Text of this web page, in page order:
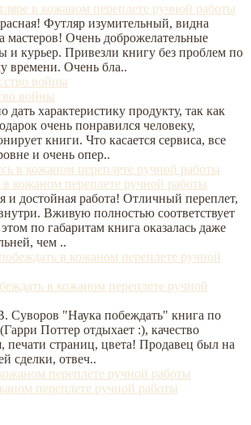
в кожаном переплете ручной работы
Футляр изумительный, видна
мастеров! Очень доброжелательные
и курьер. Привезли книгу без проблем по
времени. Очень бла..
войны
дать характеристику продукту, так как
очень понравился человеку,
книги. Что касается сервиса, все
и очень опер..
в кожаном переплете ручной работы
и достойная работа! Отличный переплет,
Вживую полностью соответствует
по габаритам книга оказалась даже
чем ..
в кожаном переплете ручной
Суворов "Наука побеждать" книга по
Поттер отдыхает :), качество
печати страниц, цвета! Продавец был на
сделки, отвеч..
переплете ручной работы